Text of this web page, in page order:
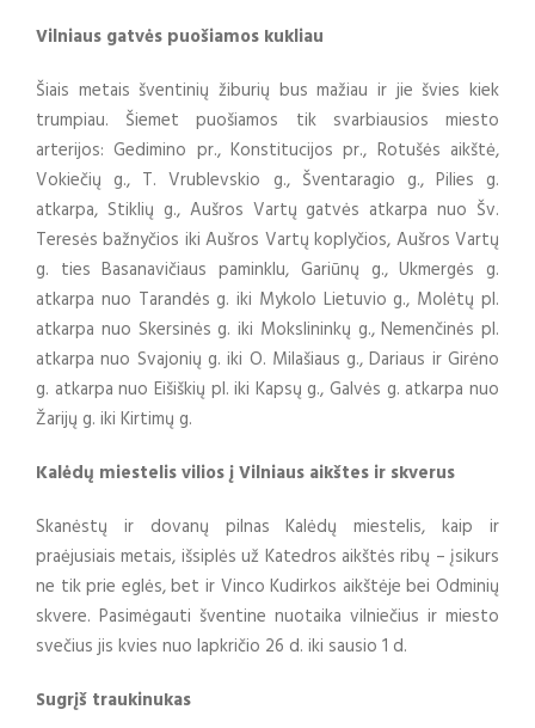
Vilniaus gatvės puošiamos kukliau
Šiais metais šventinių žiburių bus mažiau ir jie švies kiek
trumpiau. Šiemet puošiamos tik svarbiausios miesto
arterijos: Gedimino pr., Konstitucijos pr., Rotušės aikštė,
Vokiečių g., T. Vrublevskio g., Šventaragio g., Pilies g.
atkarpa, Stiklių g., Aušros Vartų gatvės atkarpa nuo Šv.
Teresės bažnyčios iki Aušros Vartų koplyčios, Aušros Vartų
g. ties Basanavičiaus paminklu, Gariūnų g., Ukmergės g.
atkarpa nuo Tarandės g. iki Mykolo Lietuvio g., Molėtų pl.
atkarpa nuo Skersinės g. iki Mokslininkų g., Nemenčinės pl.
atkarpa nuo Svajonių g. iki O. Milašiaus g., Dariaus ir Girėno
g. atkarpa nuo Eišiškių pl. iki Kapsų g., Galvės g. atkarpa nuo
Žarijų g. iki Kirtimų g.
Kalėdų miestelis vilios į Vilniaus aikštes ir skverus
Skanėstų ir dovanų pilnas Kalėdų miestelis, kaip ir
praėjusiais metais, išsiplės už Katedros aikštės ribų – įsikurs
ne tik prie eglės, bet ir Vinco Kudirkos aikštėje bei Odminių
skvere. Pasimėgauti šventine nuotaika vilniečius ir miesto
svečius jis kvies nuo lapkričio 26 d. iki sausio 1 d.
Sugrįš traukinukas